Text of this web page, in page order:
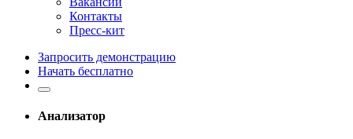
Контакты
Пресс-кит
Запросить демонстрацию
Начать бесплатно
Анализатор